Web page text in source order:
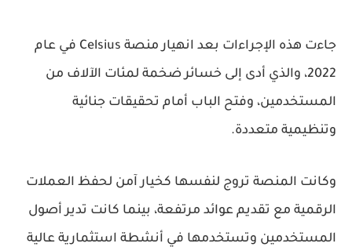
جاءت هذه الإجراءات بعد انهيار منصة Celsius في عام
2022، والذي أدى إلى خسائر ضخمة لمئات الآلاف من
المستخدمين، وفتح الباب أمام تحقيقات جنائية
وتنظيمية متعددة.
وكانت المنصة تروج لنفسها كخيار آمن لحفظ العملات
الرقمية مع تقديم عوائد مرتفعة، بينما كانت تدير أصول
المستخدمين وتستخدمها في أنشطة استثمارية عالية